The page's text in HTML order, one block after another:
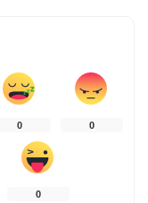
0 0
0